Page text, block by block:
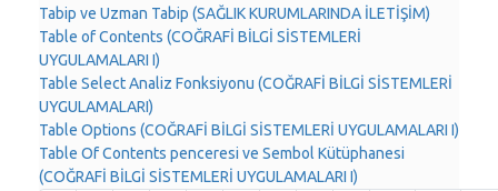
Tabip ve Uzman Tabip (SAĞLIK KURUMLARINDA İLETİŞİM)
Table of Contents (COĞRAFİ BİLGİ SİSTEMLERİ
UYGULAMALARI I)
Table Select Analiz Fonksiyonu (COĞRAFİ BİLGİ SİSTEMLERİ
UYGULAMALARI)
Table Options (COĞRAFİ BİLGİ SİSTEMLERİ UYGULAMALARI I)
Table Of Contents penceresi ve Sembol Kütüphanesi
(COĞRAFİ BİLGİ SİSTEMLERİ UYGULAMALARI I)